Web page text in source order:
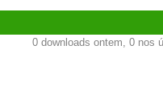
0 downloads ontem, 0 nos